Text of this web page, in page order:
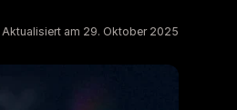
Aktualisiert am 29. Oktober 2025